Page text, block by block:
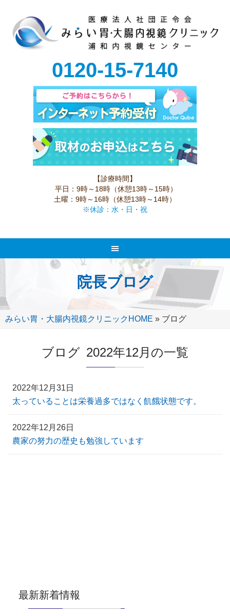
0120-15-7140
【診療時間】
平日：9時～18時（休憩13時～15時）
土曜：9時～16時（休憩13時～14時）
※休診：水・日・祝
院長ブログ
みらい胃・大腸内視鏡クリニックHOME » ブログ
ブログ 2022年12月の一覧
2022年12月31日
太っていることは栄養過多ではなく飢餓状態です。
2022年12月26日
農家の努力の歴史も勉強しています
最新新着情報